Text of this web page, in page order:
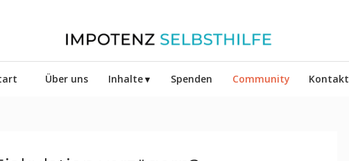
Über uns Inhalte Spenden Community Kontakt